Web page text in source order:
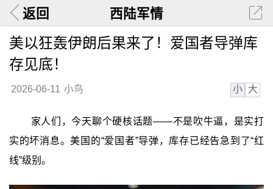
返回 西陆军情
美以狂轰伊朗后果来了！爱国者导弹库
存见底！
2026-06-11 小鸟 小 大
家人们，今天聊个硬核话题——不是吹牛逼，是实打
实的坏消息。美国的“爱国者”导弹，库存已经告急到了“红
线”级别。